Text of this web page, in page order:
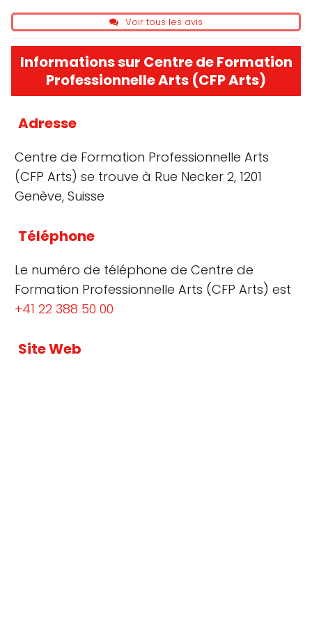
Voir tous les avis
Informations sur Centre de Formation
Professionnelle Arts (CFP Arts)
Adresse
Centre de Formation Professionnelle Arts
(CFP Arts) se trouve à Rue Necker 2, 1201
Genève, Suisse
Téléphone
Le numéro de téléphone de Centre de
Formation Professionnelle Arts (CFP Arts) est
+41 22 388 50 00
Site Web